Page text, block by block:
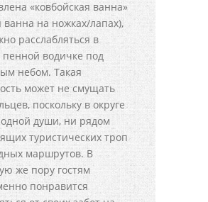
«ковбойская ванна»
ванна на ножках/лапах),
расслабляться в
пенной водичке под
небом. Такая
может не смущать
поскольку в округе
души, ни рядом
туристических троп
маршрутов. В
же пору гостям
понравится